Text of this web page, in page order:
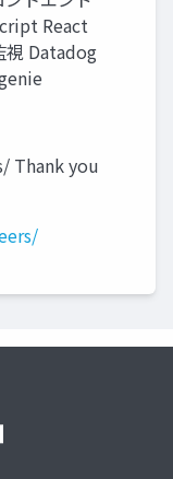
React
Datadog
Thank you